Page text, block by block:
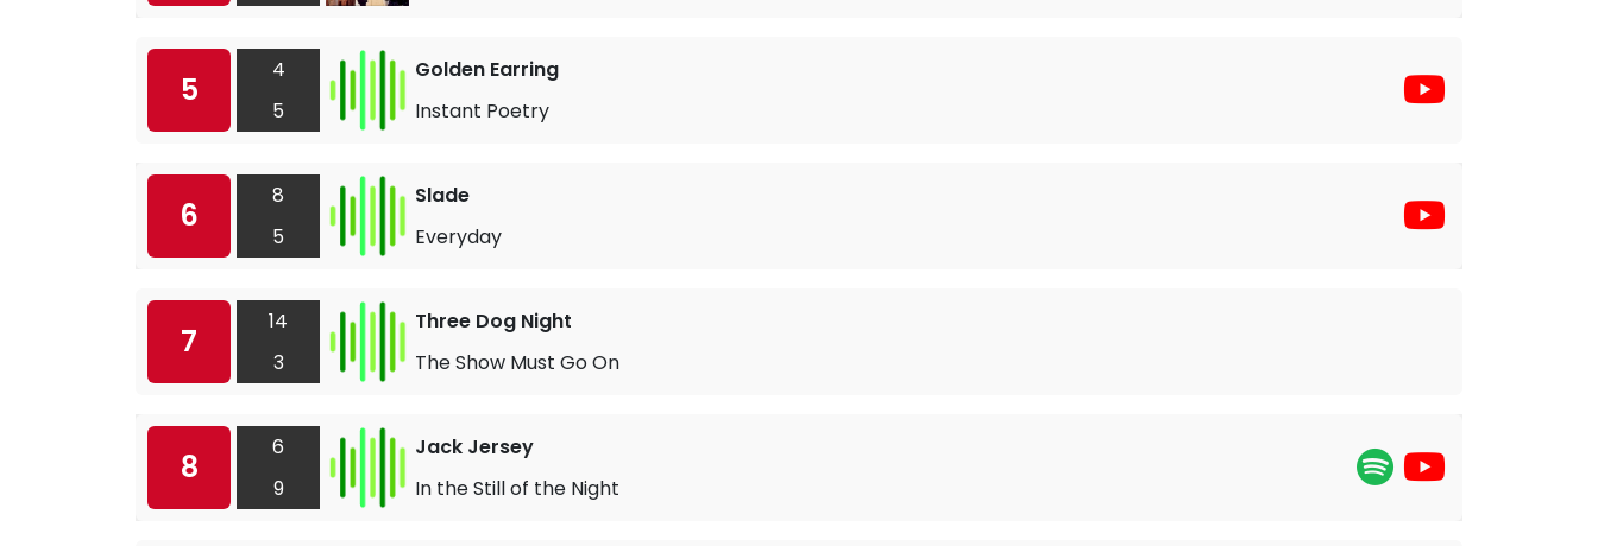
5
4
5
Golden Earring
Instant Poetry
6
8
5
Slade
Everyday
7
14
3
Three Dog Night
The Show Must Go On
8
6
9
Jack Jersey
In the Still of the Night